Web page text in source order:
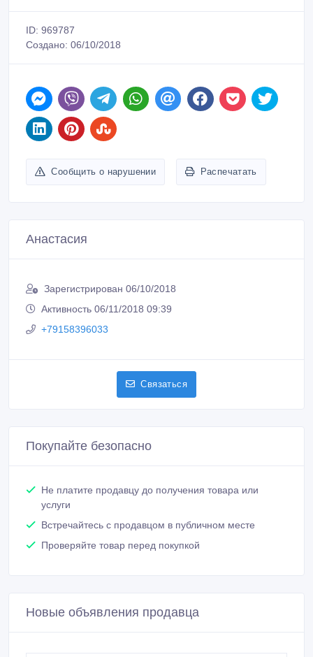
ID: 969787
Создано: 06/10/2018
Сообщить о нарушении Распечатать
Анастасия
Зарегистрирован 06/10/2018
Активность 06/11/2018 09:39
+79158396033
Связаться
Покупайте безопасно
Не платите продавцу до получения товара или
услуги
Встречайтесь с продавцом в публичном месте
Проверяйте товар перед покупкой
Новые объявления продавца